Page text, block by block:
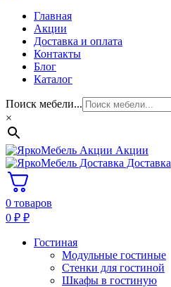
Главная
Акции
Доставка и оплата
Контакты
Блог
Каталог
Поиск мебели...
×
Акции
Доставка
0 товаров
0 ₽ ₽
Гостиная
Модульные гостиные
Стенки для гостиной
Шкафы в гостиную